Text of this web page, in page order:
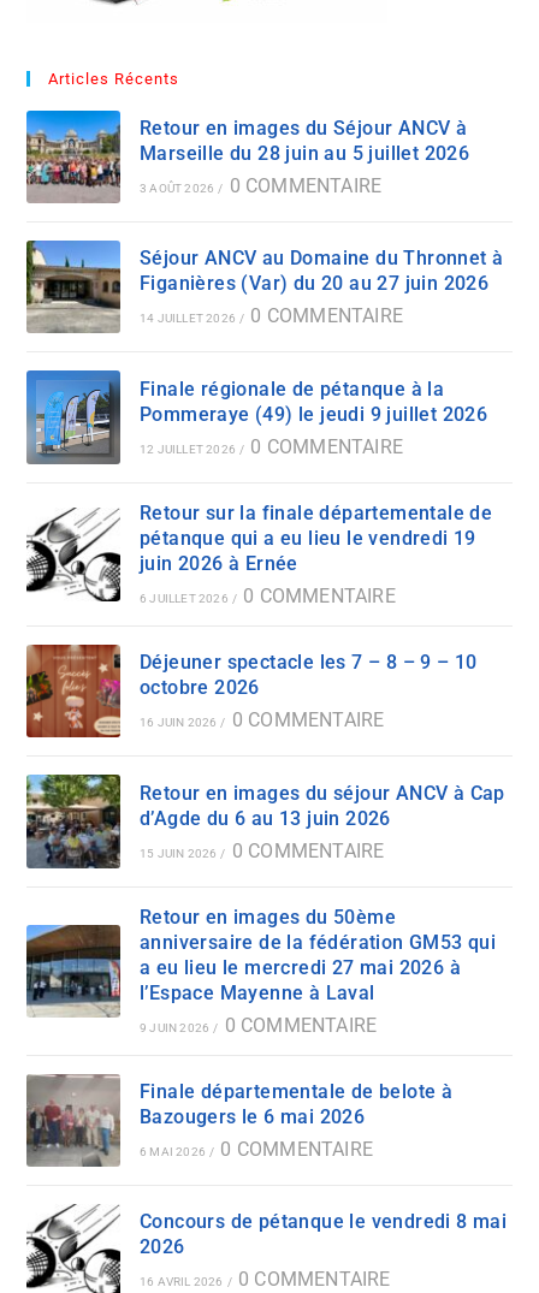
Articles Récents
Retour en images du Séjour ANCV à
Marseille du 28 juin au 5 juillet 2026
3 AOÛT 2026 / 0 COMMENTAIRE
Séjour ANCV au Domaine du Thronnet à
Figanières (Var) du 20 au 27 juin 2026
14 JUILLET 2026 / 0 COMMENTAIRE
Finale régionale de pétanque à la
Pommeraye (49) le jeudi 9 juillet 2026
12 JUILLET 2026 / 0 COMMENTAIRE
Retour sur la finale départementale de
pétanque qui a eu lieu le vendredi 19
juin 2026 à Ernée
6 JUILLET 2026 / 0 COMMENTAIRE
Déjeuner spectacle les 7 – 8 – 9 – 10
octobre 2026
16 JUIN 2026 / 0 COMMENTAIRE
Retour en images du séjour ANCV à Cap
d’Agde du 6 au 13 juin 2026
15 JUIN 2026 / 0 COMMENTAIRE
Retour en images du 50ème
anniversaire de la fédération GM53 qui
a eu lieu le mercredi 27 mai 2026 à
l’Espace Mayenne à Laval
9 JUIN 2026 / 0 COMMENTAIRE
Finale départementale de belote à
Bazougers le 6 mai 2026
6 MAI 2026 / 0 COMMENTAIRE
Concours de pétanque le vendredi 8 mai
2026
16 AVRIL 2026 / 0 COMMENTAIRE